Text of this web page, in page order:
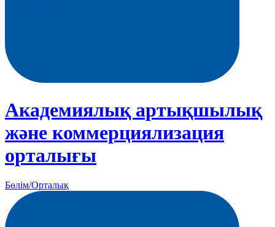
Академиялық артықшылық
және коммерциялизация
орталығы
Бөлім/Орталық